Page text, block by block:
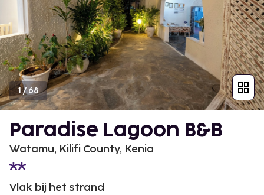
1/68
Paradise Lagoon B&B
Watamu, Kilifi County, Kenia
Vlak bij het strand